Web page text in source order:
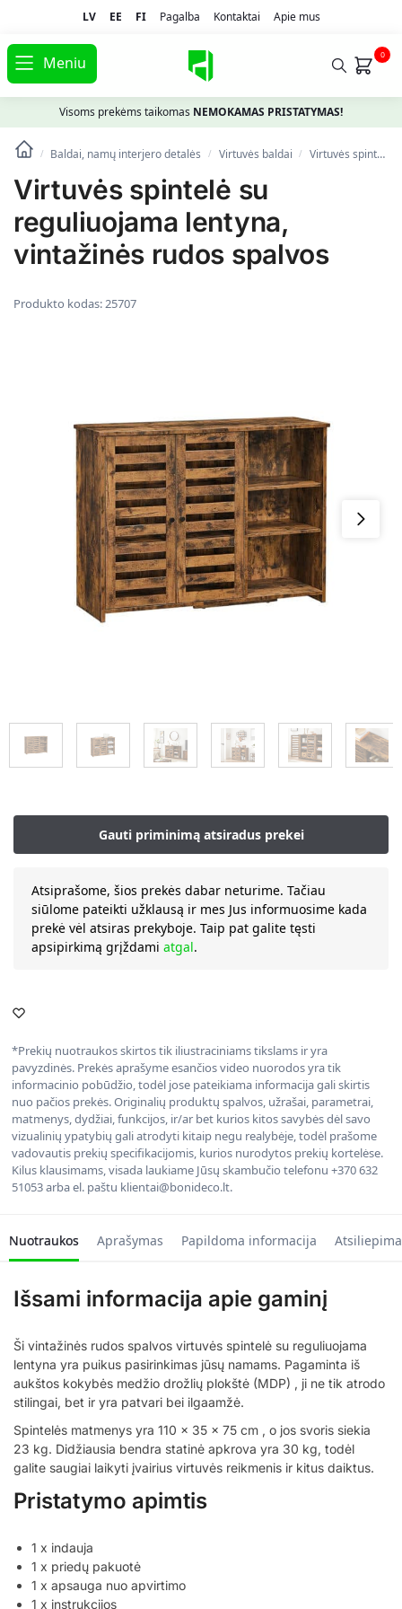
LV EE FI Pagalba Kontaktai Apie mus
Meniu 0
Visoms prekėms taikomas NEMOKAMAS PRISTATYMAS!
/ Baldai, namų interjero detalės / Virtuvės baldai / Virtuvės spintelės
Virtuvės spintelė su
reguliuojama lentyna,
vintažinės rudos spalvos
Produkto kodas:25707
Atsiprašome, šios prekės dabar neturime. Tačiau
siūlome pateikti užklausą ir mes Jus informuosime kada
prekė vėl atsiras prekyboje. Taip pat galite tęsti
apsipirkimą grįždami atgal.
*Prekių nuotraukos skirtos tik iliustraciniams tikslams ir yra
pavyzdinės. Prekės aprašyme esančios video nuorodos yra tik
informacinio pobūdžio, todėl jose pateikiama informacija gali skirtis
nuo pačios prekės. Originalių produktų spalvos, užrašai, parametrai,
matmenys, dydžiai, funkcijos, ir/ar bet kurios kitos savybės dėl savo
vizualinių ypatybių gali atrodyti kitaip negu realybėje, todėl prašome
vadovautis prekių specifikacijomis, kurios nurodytos prekių kortelėse.
Kilus klausimams, visada laukiame Jūsų skambučio telefonu +370 632
51053 arba el. paštu klientai@bonideco.lt.
Nuotraukos Aprašymas Papildoma informacija
Išsami informacija apie gaminį
Ši vintažinės rudos spalvos virtuvės spintelė su reguliuojama
lentyna yra puikus pasirinkimas jūsų namams. Pagaminta iš
aukštos kokybės medžio drožlių plokštė (MDP) , ji ne tik atrodo
stilingai, bet ir yra patvari bei ilgaamžė.
Spintelės matmenys yra 110 x 35 x 75 cm , o jos svoris siekia
23 kg. Didžiausia bendra statinė apkrova yra 30 kg, todėl
galite saugiai laikyti įvairius virtuvės reikmenis ir kitus daiktus.
Pristatymo apimtis
1 x indauja
1 x priedų pakuotė
1 x apsauga nuo apvirtimo
1 x instrukcijos